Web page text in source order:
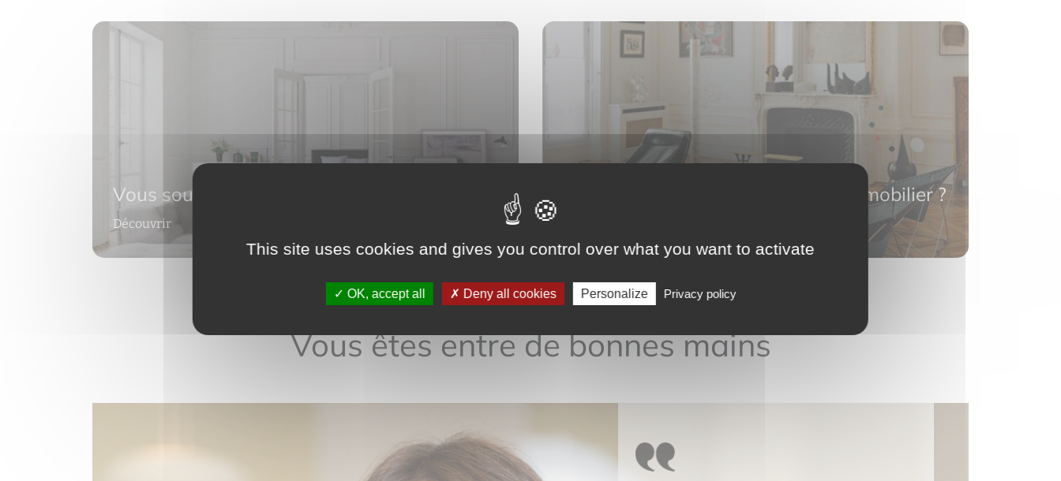
Vous souhaitez faire estimer votre bien ?
Découvrir
Vous souhaitez louer votre bien immobilier?
Vous êtes entre de bonnes mains
This site uses cookies and gives you control over what you want to activate
OK, accept all Deny all cookies Personalize Privacy policy